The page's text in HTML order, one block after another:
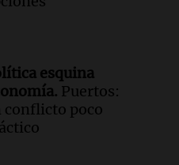
esquina
Puertos:
conflicto poco